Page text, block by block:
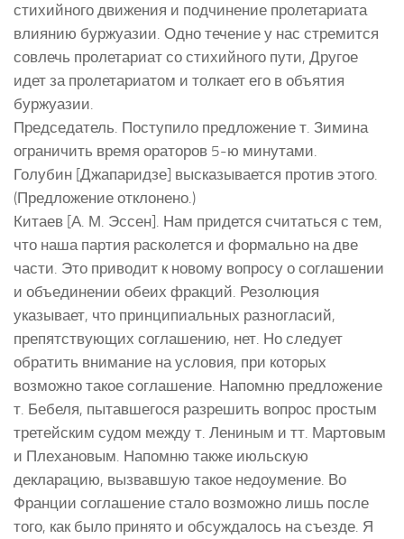
стихийного движения и подчинение пролетариата
влиянию буржуазии. Одно течение у нас стремится
совлечь пролетариат со стихийного пути, Другое
идет за пролетариатом и толкает его в объятия
буржуазии.
Председатель. Поступило предложение т. Зимина
ограничить время ораторов 5-ю минутами.
Голубин [Джапаридзе] высказывается против этого.
(Предложение отклонено.)
Китаев [А. М. Эссен]. Нам придется считаться с тем,
что наша партия расколется и формально на две
части. Это приводит к новому вопросу о соглашении
и объединении обеих фракций. Резолюция
указывает, что принципиальных разногласий,
препятствующих соглашению, нет. Но следует
обратить внимание на условия, при которых
возможно такое соглашение. Напомню предложение
т. Бебеля, пытавшегося разрешить вопрос простым
третейским судом между т. Лениным и тт. Мартовым
и Плехановым. Напомню также июльскую
декларацию, вызвавшую такое недоумение. Во
Франции соглашение стало возможно лишь после
того, как было принято и обсуждалось на съезде. Я